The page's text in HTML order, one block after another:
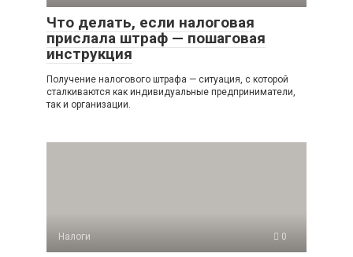
Что делать, если налоговая
прислала штраф — пошаговая
инструкция
Получение налогового штрафа — ситуация, с которой
сталкиваются как индивидуальные предприниматели,
так и организации.
Налоги 0